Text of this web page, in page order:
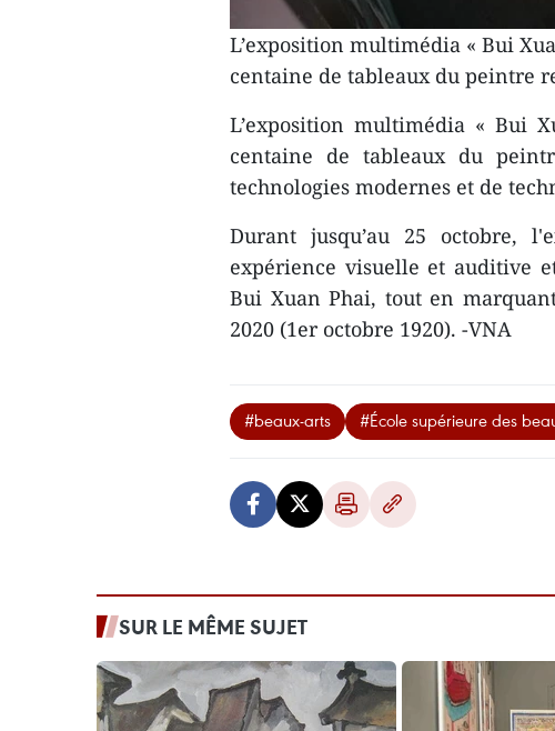
L’exposition multimédia « Bui
centaine de tableaux du peintre
L’exposition multimédia « Bui
centaine de tableaux du
technologies modernes et de
Durant jusqu’au 25 octobre,
expérience visuelle et auditive
Bui Xuan Phai, tout en
2020 (1er octobre 1920). -VNA
#beaux-arts #École supérieure des
SUR LE MÊME SUJET